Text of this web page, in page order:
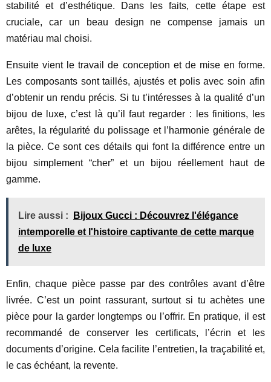
stabilité et d’esthétique. Dans les faits, cette étape est
cruciale, car un beau design ne compense jamais un
matériau mal choisi.
Ensuite vient le travail de conception et de mise en forme.
Les composants sont taillés, ajustés et polis avec soin afin
d’obtenir un rendu précis. Si tu t’intéresses à la qualité d’un
bijou de luxe, c’est là qu’il faut regarder : les finitions, les
arêtes, la régularité du polissage et l’harmonie générale de
la pièce. Ce sont ces détails qui font la différence entre un
bijou simplement “cher” et un bijou réellement haut de
gamme.
Lire aussi :
Bijoux Gucci : Découvrez l'élégance
intemporelle et l'histoire captivante de cette marque
de luxe
Enfin, chaque pièce passe par des contrôles avant d’être
livrée. C’est un point rassurant, surtout si tu achètes une
pièce pour la garder longtemps ou l’offrir. En pratique, il est
recommandé de conserver les certificats, l’écrin et les
documents d’origine. Cela facilite l’entretien, la traçabilité et,
le cas échéant, la revente.